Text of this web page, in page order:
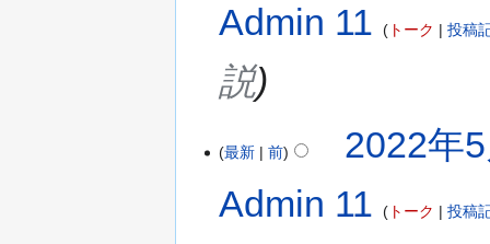
Admin 11
トーク 投稿
説
最新 前
2022年
Admin 11
トーク 投稿